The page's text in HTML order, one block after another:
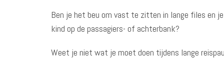
Ben je het beu om vast te zitten in lange files en
kind op de passagiers- of achterbank?
Weet je niet wat je moet doen tijdens lange